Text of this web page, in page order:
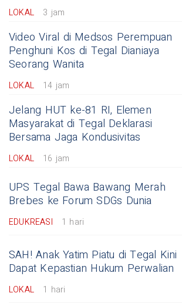
LOKAL 3 jam
Video Viral di Medsos Perempuan
Penghuni Kos di Tegal Dianiaya
Seorang Wanita
LOKAL 14 jam
Jelang HUT ke-81 RI, Elemen
Masyarakat di Tegal Deklarasi
Bersama Jaga Kondusivitas
LOKAL 16 jam
UPS Tegal Bawa Bawang Merah
Brebes ke Forum SDGs Dunia
EDUKREASI 1 hari
SAH! Anak Yatim Piatu di Tegal Kini
Dapat Kepastian Hukum Perwalian
LOKAL 1 hari